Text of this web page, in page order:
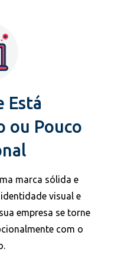
Está
ou Pouco
marca sólida e
visual e
empresa se torne
com o